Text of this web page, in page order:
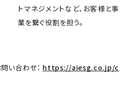
トマネジメントなど、お客様と事
業を繋ぐ役割を担う。
い合わせ： https://aiesg.co.jp/c